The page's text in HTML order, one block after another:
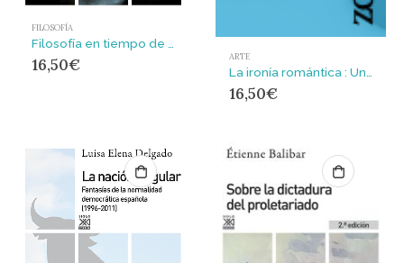
FILOSOFÍA
Filosofía en tiempo de descuento : o de Hegel a la velocidad de la luz
16,50€ ARTE
16,50€